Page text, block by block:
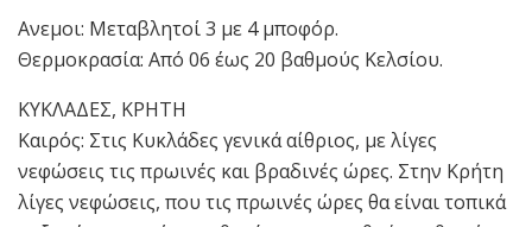
Ανεμοι: Μεταβλητοί 3 με 4 μποφόρ.
Θερμοκρασία: Από 06 έως 20 βαθμούς Κελσίου.
ΚΥΚΛΑΔΕΣ, ΚΡΗΤΗ
Καιρός: Στις Κυκλάδες γενικά αίθριος, με λίγες
νεφώσεις τις πρωινές και βραδινές ώρες. Στην Κρήτη
λίγες νεφώσεις, που τις πρωινές ώρες θα είναι τοπικά